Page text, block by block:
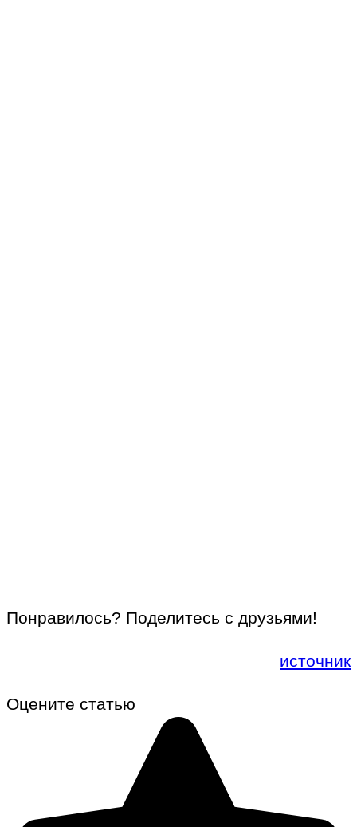
Понравилось? Поделитесь с друзьями!
источник
Оцените статью